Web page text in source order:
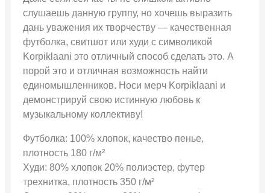
слушаешь данную группу, но хочешь выразить
дань уважения их творчеству — качественная
футболка, свитшот или худи с символикой
Korpiklaani это отличный способ сделать это. А
порой это и отличная возможность найти
единомышленников. Носи мерч Korpiklaani и
демонстрируй свою истинную любовь к
музыкальному коллективу!
Футболка: 100% хлопок, качество пенье,
плотность 180 г/м²
Худи: 80% хлопок 20% полиэстер, футер
трехнитка, плотность 350 г/м²